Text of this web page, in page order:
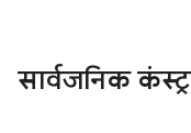
सार्वजनिक